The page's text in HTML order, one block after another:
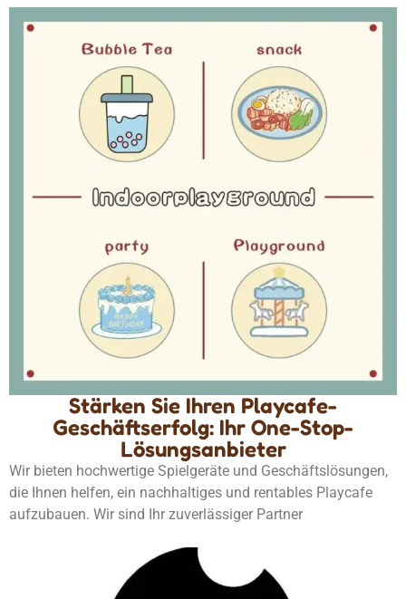
Stärken Sie Ihren Playcafe-
Geschäftserfolg: Ihr One-Stop-
Lösungsanbieter
Wir bieten hochwertige Spielgeräte und Geschäftslösungen,
die Ihnen helfen, ein nachhaltiges und rentables Playcafe
aufzubauen. Wir sind Ihr zuverlässiger Partner